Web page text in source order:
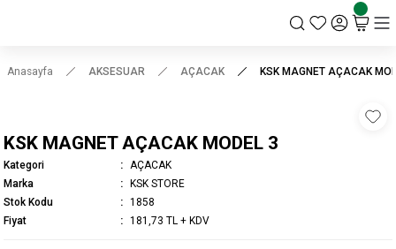
Anasayfa AKSESUAR AÇACAK KSK MAGNET AÇACAK
KSK MAGNET AÇACAK MODEL 3
Kategori
AÇACAK
Marka
KSK STORE
Stok Kodu
1858
Fiyat
181,73 TL + KDV